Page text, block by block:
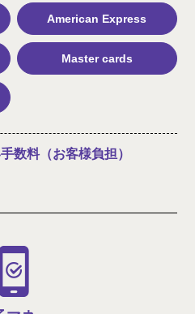
American Express
Master cards
数料（お客様負担）